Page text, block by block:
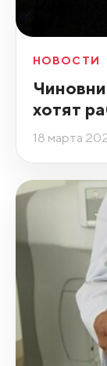
НОВОСТИ
хотят
18 марта